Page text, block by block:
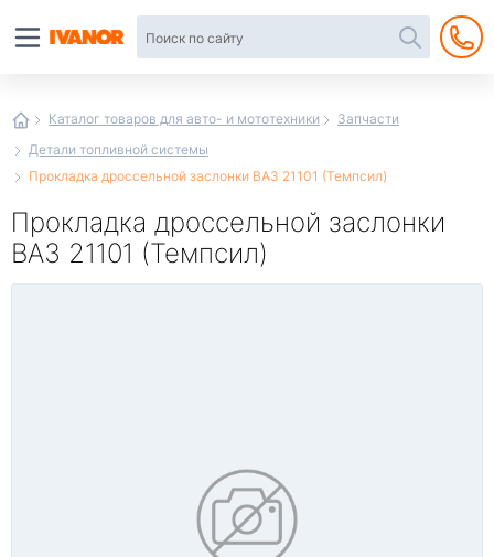
Каталог товаров для авто- и мототехники
Запчасти
Детали топливной системы
Прокладка дроссельной заслонки ВАЗ 21101 (Темпсил)
Прокладка дроссельной заслонки
ВАЗ 21101 (Темпсил)
интернет-